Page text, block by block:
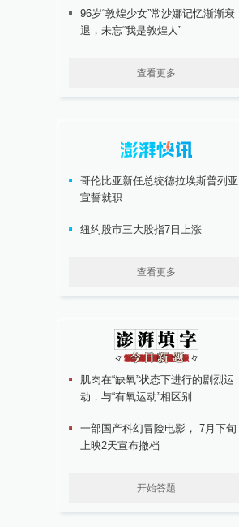
96岁“敦煌少女”常沙娜记忆渐渐衰
退，未忘“我是敦煌人”
查看更多
哥伦比亚新任总统德拉埃斯普列亚
宣誓就职
纽约股市三大股指7日上涨
查看更多
肌肉在“缺氧”状态下进行的剧烈运
动，与“有氧运动”相区别
一部国产科幻冒险电影， 7月下旬
上映2天宣布撤档
开始答题